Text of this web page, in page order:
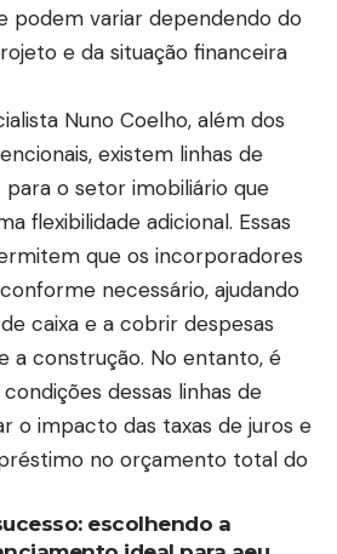
podem variar dependendo do
e da situação financeira
Nuno Coelho, além dos
existem linhas de
o setor imobiliário que
flexibilidade adicional. Essas
que os incorporadores
necessário, ajudando
caixa e a cobrir despesas
a construção. No entanto, é
dessas linhas de
o impacto das taxas de juros e
no orçamento total do
escolhendo a